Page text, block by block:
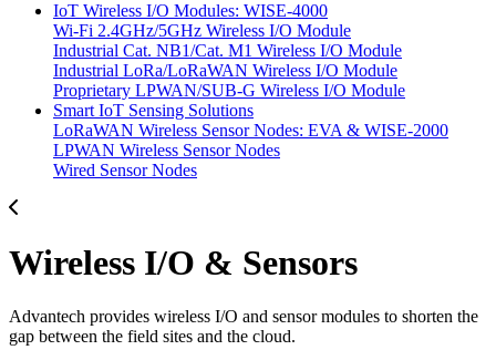
IoT Wireless I/O Modules: WISE-4000
Wi-Fi 2.4GHz/5GHz Wireless I/O Module
Industrial Cat. NB1/Cat. M1 Wireless I/O Module
Industrial LoRa/LoRaWAN Wireless I/O Module
Proprietary LPWAN/SUB-G Wireless I/O Module
Smart IoT Sensing Solutions
LoRaWAN Wireless Sensor Nodes: EVA & WISE-2000
LPWAN Wireless Sensor Nodes
Wired Sensor Nodes
Wireless I/O & Sensors
Advantech provides wireless I/O and sensor modules to shorten the
gap between the field sites and the cloud.